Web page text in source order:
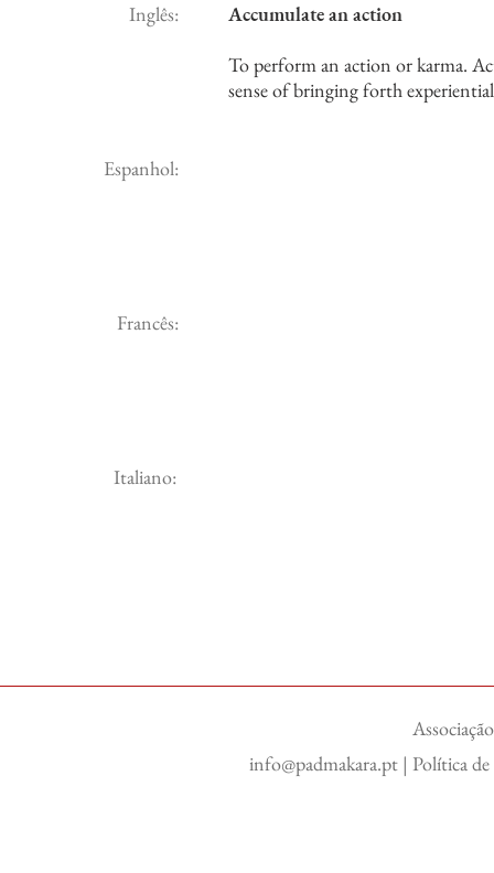
Inglês:
Accumulate an action
To perform an action or karma.
sense of bringing forth
Espanhol:
Francês:
Italiano:
info@padmakara.pt | Política